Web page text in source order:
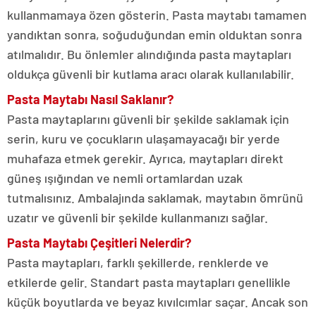
kullanmamaya özen gösterin. Pasta maytabı tamamen
yandıktan sonra, soğuduğundan emin olduktan sonra
atılmalıdır. Bu önlemler alındığında pasta maytapları
oldukça güvenli bir kutlama aracı olarak kullanılabilir.
Pasta Maytabı Nasıl Saklanır?
Pasta maytaplarını güvenli bir şekilde saklamak için
serin, kuru ve çocukların ulaşamayacağı bir yerde
muhafaza etmek gerekir. Ayrıca, maytapları direkt
güneş ışığından ve nemli ortamlardan uzak
tutmalısınız. Ambalajında saklamak, maytabın ömrünü
uzatır ve güvenli bir şekilde kullanmanızı sağlar.
Pasta Maytabı Çeşitleri Nelerdir?
Pasta maytapları, farklı şekillerde, renklerde ve
etkilerde gelir. Standart pasta maytapları genellikle
küçük boyutlarda ve beyaz kıvılcımlar saçar. Ancak son